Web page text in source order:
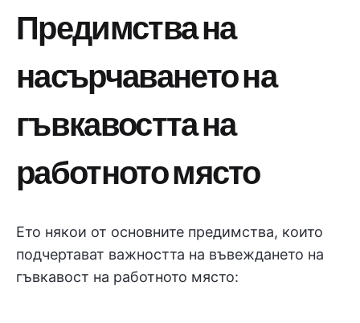
Предимства на
насърчаването на
гъвкавостта на
работното място
Ето някои от основните предимства, които
подчертават важността на въвеждането на
гъвкавост на работното място: